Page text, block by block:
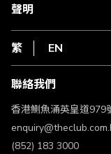
1010
HKT
聲明
私隱聲明
使用條款
條款及細則
不歧視及不騷擾聲明
認可牌照及通告
繁 EN
聯絡我們
香港鰂魚涌英皇道979
(852) 183 3000